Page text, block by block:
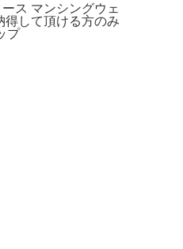
ス マンシングウェ
得して頂ける方のみ
プ